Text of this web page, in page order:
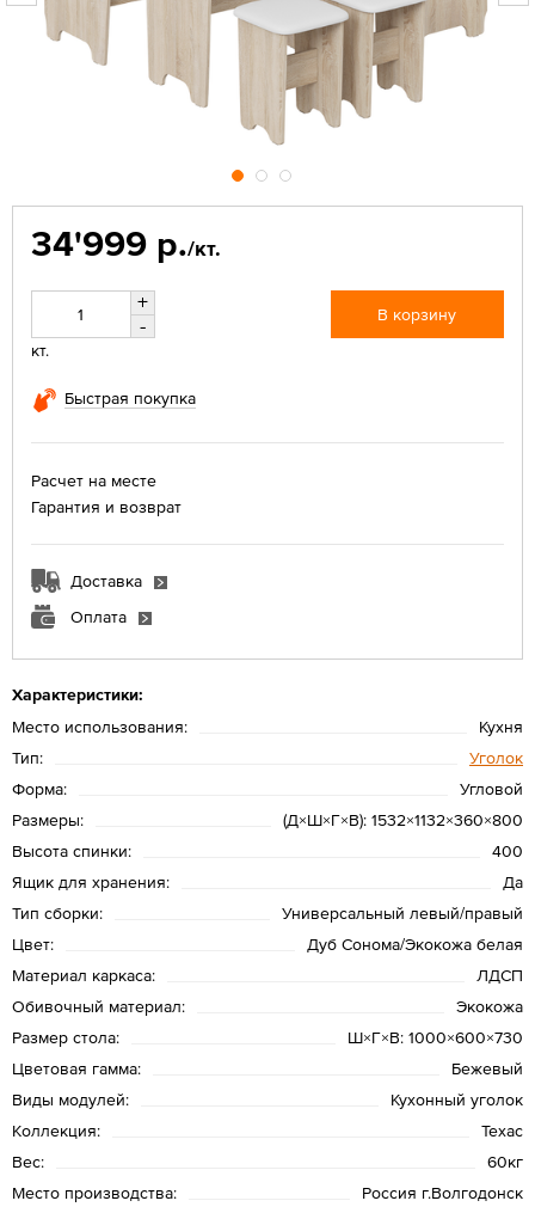
Характеристики:
Место использования:
Кухня
Тип:
Уголок
Форма:
Угловой
Размеры:
(Д×Ш×Г×В): 1532×1132×360×800
Высота спинки:
400
Ящик для хранения:
Да
Тип сборки:
Универсальный левый/правый
Цвет:
Дуб Сонома/Экокожа белая
Материал каркаса:
ЛДСП
Обивочный материал:
Экокожа
Размер стола:
Ш×Г×В: 1000×600×730
Цветовая гамма:
Бежевый
Виды модулей:
Кухонный уголок
Коллекция:
Техас
Вес:
60кг
Место производства:
Россия г.Волгодонск
34'999 р./кт.
+
-
кт.
В корзину
Быстрая покупка
Расчет на месте
Гарантия и возврат
Доставка
Оплата